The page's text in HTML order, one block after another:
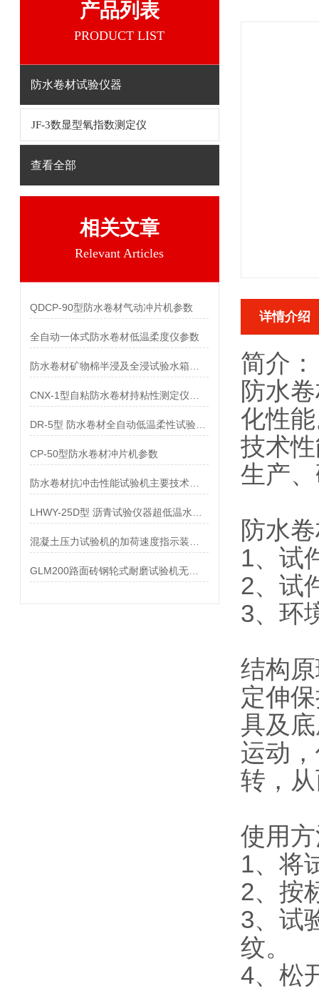
产品列表
PRODUCT LIST
防水卷材试验仪器
JF-3数显型氧指数测定仪
查看全部
相关文章
Relevant Articles
QDCP-90型防水卷材气动冲片机参数
全自动一体式防水卷材低温柔度仪参数
CP-50型防水卷材冲片机参数
详情介绍
简介：
防水
化性
技术
生产
防水
1、试
2、试
3、环
结构
定伸
具及
运动
转，
使用
1、将
2、按
3、试
纹。
4、松